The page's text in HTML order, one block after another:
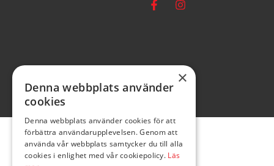
×
Denna webbplats använder
cookies
Denna webbplats använder cookies för att
förbättra användarupplevelsen. Genom att
använda vår webbplats samtycker du till alla
cookies i enlighet med vår cookiepolicy. Läs